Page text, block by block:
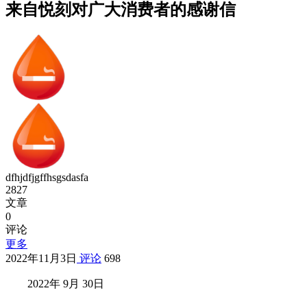
来自悦刻对广大消费者的感谢信
dfhjdfjgffhsgsdasfa
2827
文章
0
评论
更多
2022年11月3日 评论 698
2022年 9月 30日